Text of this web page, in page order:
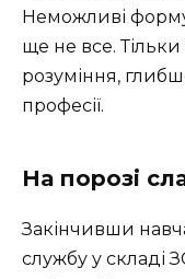
Неможливі
ще не все.
розуміння,
професії.
На порозі
Закінчивши
службу у складі